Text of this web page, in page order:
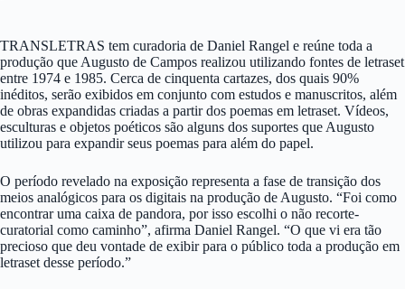
TRANSLETRAS tem curadoria de Daniel Rangel e reúne toda a
produção que Augusto de Campos realizou utilizando fontes de letraset
entre 1974 e 1985. Cerca de cinquenta cartazes, dos quais 90%
inéditos, serão exibidos em conjunto com estudos e manuscritos, além
de obras expandidas criadas a partir dos poemas em letraset. Vídeos,
esculturas e objetos poéticos são alguns dos suportes que Augusto
utilizou para expandir seus poemas para além do papel.
O período revelado na exposição representa a fase de transição dos
meios analógicos para os digitais na produção de Augusto. “Foi como
encontrar uma caixa de pandora, por isso escolhi o não recorte-
curatorial como caminho”, afirma Daniel Rangel. “O que vi era tão
precioso que deu vontade de exibir para o público toda a produção em
letraset desse período.”